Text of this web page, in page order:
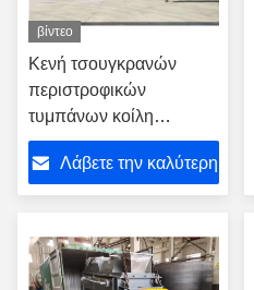
βίντεο
Κενή τσουγκρανών
περιστροφικών
τυμπάνων κοίλη
θέρμανση ζεστού νερού
κουπιών ξηρότερη
Λάβετε την καλύτερη